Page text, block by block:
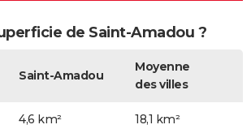
de Saint-Amadou ?
Saint-Amadou
Moyenne
des villes
4,6 km² 18,1 km²